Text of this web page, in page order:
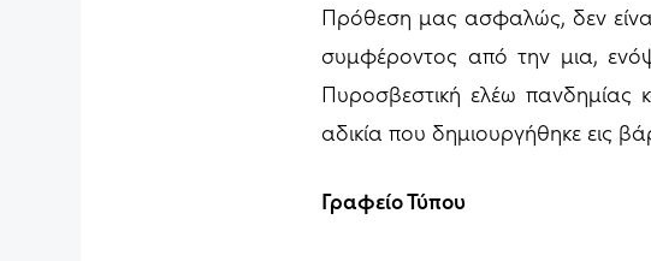
Πρόθεση μας ασφαλώς, δεν
συμφέροντος από την μια,
Πυροσβεστική ελέω πανδημίας
αδικία που δημιουργήθηκε εις
Γραφείο Τύπου